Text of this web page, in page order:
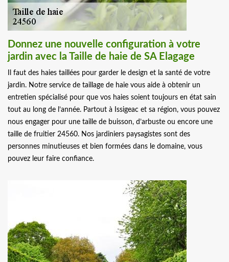
Donnez une nouvelle configuration à votre
jardin avec la Taille de haie de SA Elagage
Il faut des haies taillées pour garder le design et la santé de votre
jardin. Notre service de taillage de haie vous aide à obtenir un
entretien spécialisé pour que vos haies soient toujours en état sain
tout au long de l’année. Partout à Issigeac et sa région, vous pouvez
nous engager pour une taille de buisson, d’arbuste ou encore une
taille de fruitier 24560. Nos jardiniers paysagistes sont des
personnes minutieuses et bien formées dans le domaine, vous
pouvez leur faire confiance.